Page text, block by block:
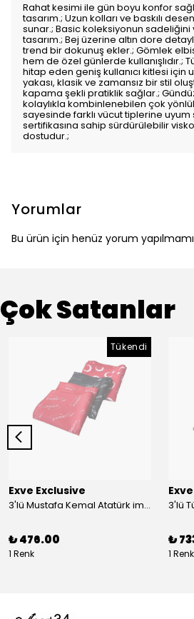
Rahat kesimi ile gün boyu konfor
tasarım.; Uzun kolları ve baskılı
sunar.; Basic koleksiyonun sadeliğini
tasarım.; Bej üzerine altın dore
trend bir dokunuş ekler.; Gömlek
hem de özel günlerde kullanışlıdır.;
hitap eden geniş kullanıcı kitlesi için
yakası, klasik ve zamansız bir stil
kapama şekli pratiklik sağlar.;
kolaylıkla kombinlenebilen çok
sayesinde farklı vücut tiplerine
sertifikasına sahip sürdürülebilir
dostudur.;
Yorumlar
Bu ürün için henüz yorum
Çok Satanlar
Tükendi
Exve Exclusive
3'lü Mustafa Kemal Atatürk imzalı ve Türkiye Ay Yıldız Bayraklı Kadın Fular Seti
₺ 476.00
1 Renk
₺
1 Renk